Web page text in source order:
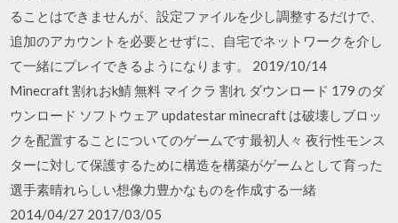
ることはできませんが、設定ファイルを少し調整するだけで、
追加のアカウントを必要とせずに、自宅でネットワークを介し
て一緒にプレイできるようになります。 2019/10/14
Minecraft 割れおk鯖 無料 マイクラ 割れ ダウンロード 179 のダ
ウンロード ソフトウェア updatestar minecraft は破壊しブロッ
クを配置することについてのゲームです最初人々 夜行性モンス
ターに対して保護するために構造を構築がゲームとして育った
選手素晴れらしい想像力豊かなものを作成する一緒
2014/04/27 2017/03/05